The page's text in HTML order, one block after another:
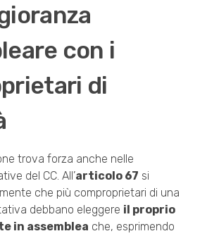
con i
di
trova forza anche nelle
del CC. All’articolo 67 si
che più comproprietari di una
debbano eleggere il proprio
in assemblea che, esprimendo